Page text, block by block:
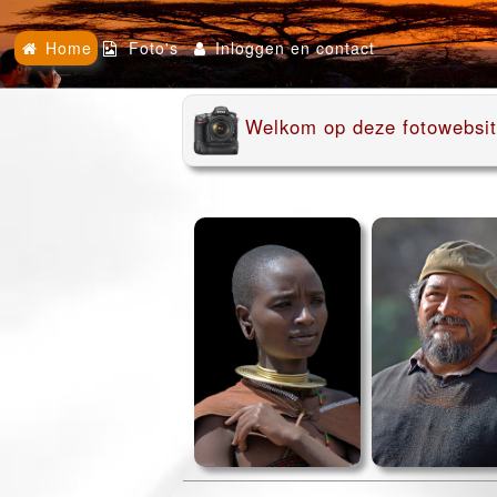
Home Foto's Inloggen en contact
Welkom op deze